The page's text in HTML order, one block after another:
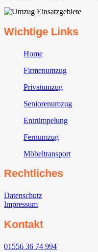
Wichtige Links
Home
Firmenumzug
Privatumzug
Seniorenumzug
Entrümpelung
Fernumzug
Möbeltransport
Rechtliches
Datenschutz
Impressum
Kontakt
01556 36 74 994